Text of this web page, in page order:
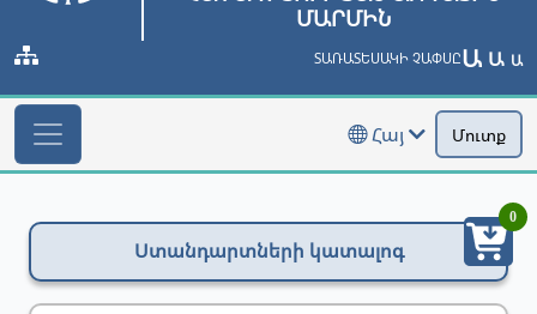
ՄԱՐՄԻՆ
ՏԱՌԱՏԵՍԱԿԻ ՉԱՓՍԸԱ Ա Ա
Հայ Մուտք
Ստանդարտների կատալոգ
0